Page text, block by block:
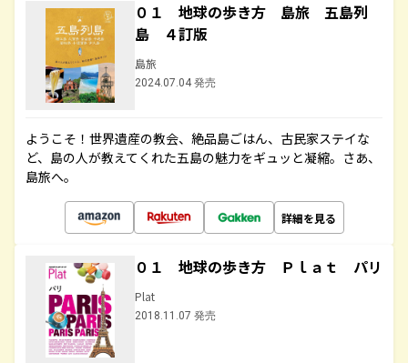
０１ 地球の歩き方 島旅 五島列
島 ４訂版
島旅
2024.07.04 発売
ようこそ！世界遺産の教会、絶品島ごはん、古民家ステイな
ど、島の人が教えてくれた五島の魅力をギュッと凝縮。さあ、
島旅へ。
詳細を見る
０１ 地球の歩き方 Ｐｌａｔ パリ
Plat
2018.11.07 発売